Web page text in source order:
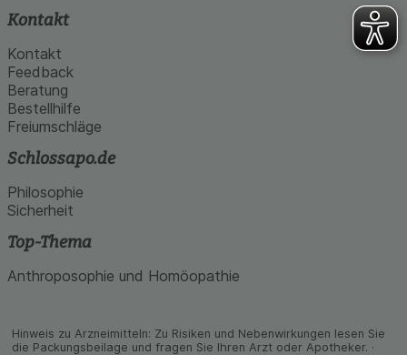
Kontakt
Kontakt
Feedback
Beratung
Bestellhilfe
Freiumschläge
Schlossapo.de
Philosophie
Sicherheit
Top-Thema
Anthroposophie und Homöopathie
Hinweis zu Arzneimitteln: Zu Risiken und Neben­wirkungen lesen Sie
die Packungs­beilage und fragen Sie Ihren Arzt oder Apo­theker. ·